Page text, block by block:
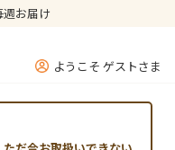
お届け
ようこそ ゲストさま